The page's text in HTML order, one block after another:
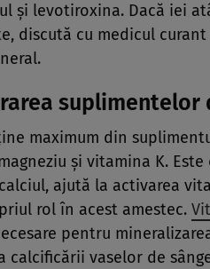
și levotiroxina. Dacă iei
discută cu medicul
maximum din
și vitamina K.
ajută la activarea
rol în acest amestec.
pentru
calcificării vaselor de